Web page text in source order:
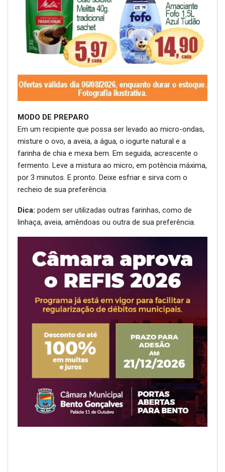
MODO DE PREPARO
Em um recipiente que possa ser levado ao micro-ondas,
misture o ovo, a aveia, a água, o iogurte natural e a
farinha de chia e mexa bem. Em seguida, acrescente o
fermento. Leve a mistura ao micro, em potência máxima,
por 3 minutos. E pronto. Deixe esfriar e sirva com o
recheio de sua preferência.
Dica: podem ser utilizadas outras farinhas, como de
linhaça, aveia, amêndoas ou outra de sua preferência.